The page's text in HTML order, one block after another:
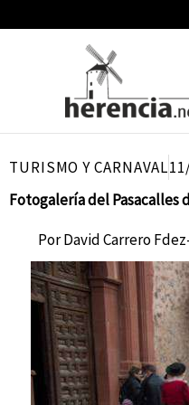
TURISMO Y CARNAVAL
Fotogalería del Pasacalles
PorDavid Carrero